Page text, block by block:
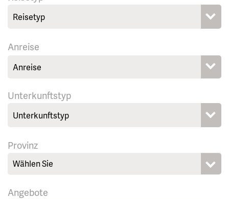
Anreise
Unterkunftstyp
Provinz
Wählen Sie
Angebote